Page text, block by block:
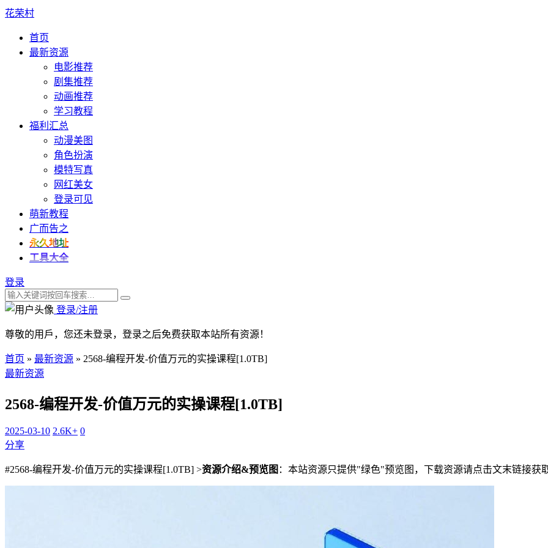
花荣村
首页
最新资源
电影推荐
剧集推荐
动画推荐
学习教程
福利汇总
动漫美图
角色扮演
模特写真
网红美女
登录可见
萌新教程
广而告之
永久地址
工具大全
登录
登录/注册
尊敬的用戶，您还未登录，登录之后免费获取本站所有资源！
首页 » 最新资源 » 2568-编程开发-价值万元的实操课程[1.0TB]
最新资源
2568-编程开发-价值万元的实操课程[1.0TB]
2025-03-10 2.6K+ 0
分享
#2568-编程开发-价值万元的实操课程[1.0TB] >资源介绍&预览图 ：本站资源只提供"绿色"预览图，下载资源请点击文末链接获